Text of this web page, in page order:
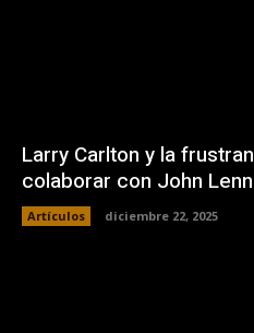
Larry Carlton y la
colaborar con John
Artículos diciembre 22, 2025